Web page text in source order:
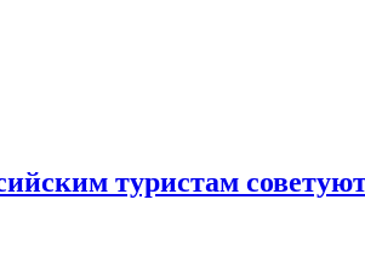
туристам